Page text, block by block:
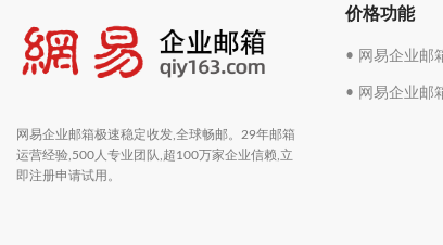
网易企业邮箱极速稳定收发,全球畅邮。29年邮箱
运营经验,500人专业团队,超100万家企业信赖,立
即注册申请试用。
价格功能
• 网易企业邮
• 网易企业邮